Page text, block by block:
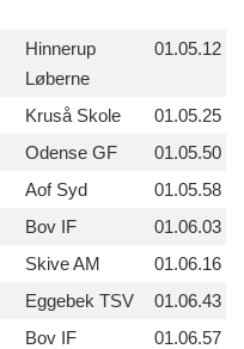
Hinnerup
Løberne
01.05.12
Kruså Skole
01.05.25
Odense GF
01.05.50
Aof Syd
01.05.58
Bov IF
01.06.03
Skive AM
01.06.16
Eggebek TSV
01.06.43
Bov IF 01.06.57